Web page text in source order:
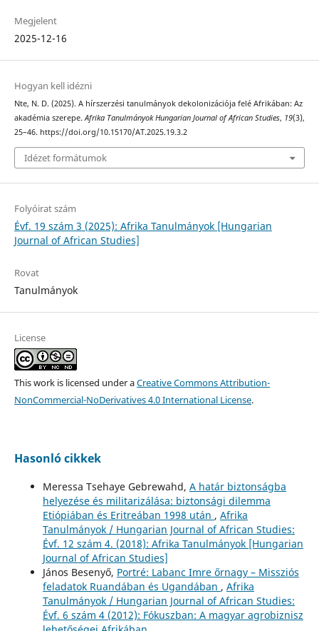
Megjelent
2025-12-16
Hogyan kell idézni
Nte, N. D. (2025). A hírszerzési tanulmányok dekolonizációja felé Afrikában: Az
akadémia szerepe.Afrika Tanulmányok Hungarian Journal of African Studies, 19(3),
25–46. https://doi.org/10.15170/AT.2025.19.3.2
Idézet formátumok
Folyóirat szám
Évf. 19 szám 3 (2025): Afrika Tanulmányok [Hungarian
Journal of African Studies]
Rovat
Tanulmányok
License
This work is licensed under aCreative Commons Attribution-
NonCommercial-NoDerivatives 4.0 International License.
Hasonló cikkek
Meressa Tsehaye Gebrewahd, A határ biztonságba
helyezése és militarizálása: biztonsági dilemma
Etiópiában és Eritreában 1998 után , Afrika
Tanulmányok / Hungarian Journal of African Studies:
Évf. 12 szám 4. (2018): Afrika Tanulmányok [Hungarian
Journal of African Studies]
János Besenyő, Portré: Labanc Imre őrnagy – Missziós
feladatok Ruandában és Ugandában , Afrika
Tanulmányok / Hungarian Journal of African Studies:
Évf. 6 szám 4 (2012): Fókuszban: A magyar agrobiznisz